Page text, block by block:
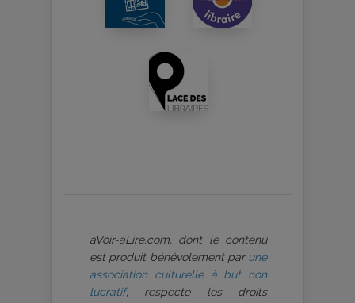
aVoir-aLire.com, dont le contenu
est produit bénévolement par une
association culturelle à but non
lucratif, respecte les droits